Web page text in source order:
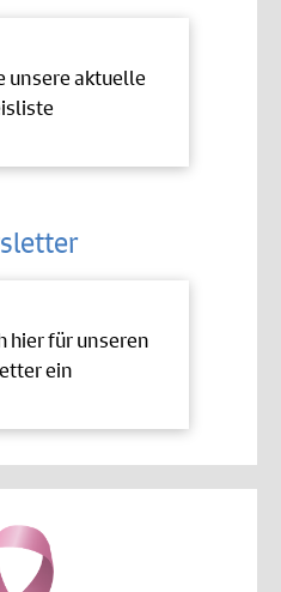
unsere aktuelle
hier für unseren
ein